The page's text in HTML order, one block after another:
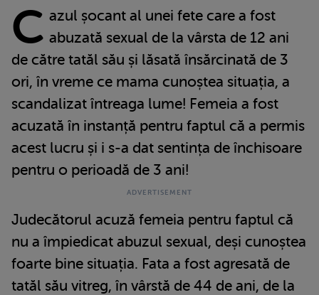
C azul șocant al unei fete care a fost
abuzată sexual de la vârsta de 12 ani
de către tatăl său și lăsată însărcinată de 3
ori, în vreme ce mama cunoștea situația, a
scandalizat întreaga lume! Femeia a fost
acuzată în instanță pentru faptul că a permis
acest lucru și i s-a dat sentința de închisoare
pentru o perioadă de 3 ani!
Judecătorul acuză femeia pentru faptul că
nu a împiedicat abuzul sexual, deși cunoștea
foarte bine situația. Fata a fost agresată de
tatăl său vitreg, în vârstă de 44 de ani, de la